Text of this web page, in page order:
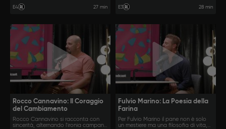
E4 27 min
umano del maestro.
E3 28 min
Rocco Cannavino: Il Coraggio
del Cambiamento
Rocco Cannavino si racconta con
sincerità, alternando l'ironia campana
Fulvio Marino: La Poesia della
Farina
Per Fulvio Marino il pane non è solo
un mestiere ma una filosofia di vita,